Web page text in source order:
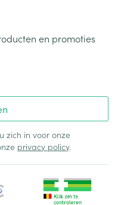
en promoties
zich in voor onze
privacy policy.